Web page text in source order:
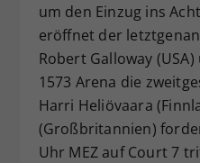
um den Einzug ins
eröffnet der
Robert Galloway
1573 Arena die
Harri Heliövaara
(Großbritannien)
Uhr MEZ auf Court 7